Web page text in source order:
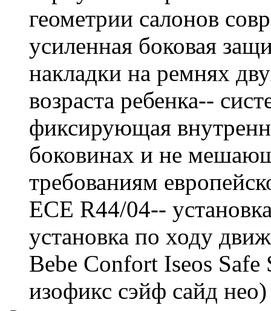
геометрии салонов
усиленная боковая
накладки на ремнях
возраста ребенка--
фиксирующая
боковинах и не
требованиям
ECE R44/04--
установка по ходу
Bebe Confort Iseos Safe
изофикс сэйф сайд